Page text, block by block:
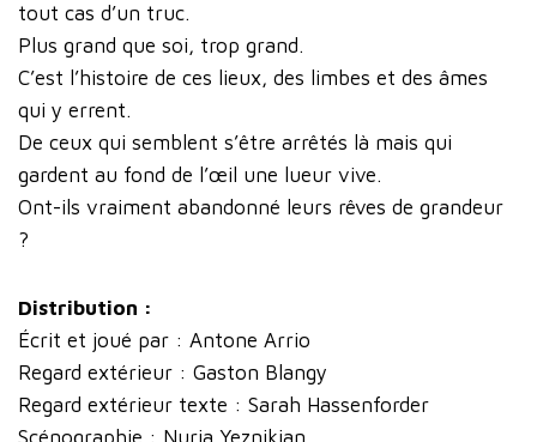
tout cas d’un truc.
Plus grand que soi, trop grand.
C’est l’histoire de ces lieux, des limbes et des âmes
qui y errent.
De ceux qui semblent s’être arrêtés là mais qui
gardent au fond de l’œil une lueur vive.
Ont-ils vraiment abandonné leurs rêves de grandeur
?
Distribution :
Écrit et joué par : Antone Arrio
Regard extérieur : Gaston Blangy
Regard extérieur texte : Sarah Hassenforder